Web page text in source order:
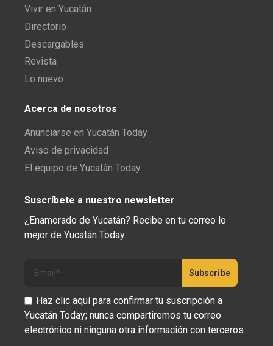
Vivir en Yucatán
Directorio
Descargables
Revista
Lo nuevo
Acerca de nosotros
Anunciarse en Yucatán Today
Aviso de privacidad
El equipo de Yucatán Today
Suscríbete a nuestro newsletter
¿Enamorado de Yucatán? Recibe en tu correo lo
mejor de Yucatán Today.
Haz clic aquí para confirmar tu suscripción a
Yucatán Today; nunca compartiremos tu correo
electrónico ni ninguna otra información con terceros.